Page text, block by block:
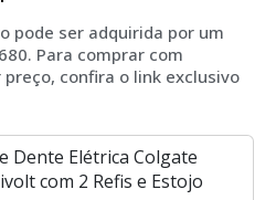
pode ser adquirida por um
Para comprar com
confira o link exclusivo
Dente Elétrica Colgate
com 2 Refis e Estojo